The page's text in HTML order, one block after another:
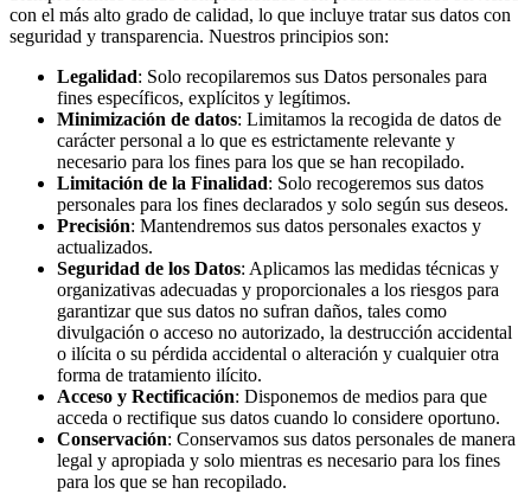
con el más alto grado de calidad, lo que incluye tratar sus datos con
seguridad y transparencia. Nuestros principios son:
Legalidad: Solo recopilaremos sus Datos personales para
fines específicos, explícitos y legítimos.
Minimización de datos: Limitamos la recogida de datos de
carácter personal a lo que es estrictamente relevante y
necesario para los fines para los que se han recopilado.
Limitación de la Finalidad: Solo recogeremos sus datos
personales para los fines declarados y solo según sus deseos.
Precisión: Mantendremos sus datos personales exactos y
actualizados.
Seguridad de los Datos: Aplicamos las medidas técnicas y
organizativas adecuadas y proporcionales a los riesgos para
garantizar que sus datos no sufran daños, tales como
divulgación o acceso no autorizado, la destrucción accidental
o ilícita o su pérdida accidental o alteración y cualquier otra
forma de tratamiento ilícito.
Acceso y Rectificación: Disponemos de medios para que
acceda o rectifique sus datos cuando lo considere oportuno.
Conservación: Conservamos sus datos personales de manera
legal y apropiada y solo mientras es necesario para los fines
para los que se han recopilado.